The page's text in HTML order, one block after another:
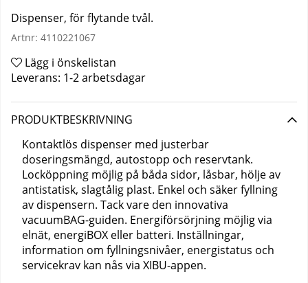
Dispenser, för flytande tvål.
Artnr: 4110221067
Lägg i önskelistan
Leverans: 1-2 arbetsdagar
PRODUKTBESKRIVNING
Kontaktlös dispenser med justerbar
doseringsmängd, autostopp och reservtank.
Locköppning möjlig på båda sidor, låsbar, hölje av
antistatisk, slagtålig plast. Enkel och säker fyllning
av dispensern. Tack vare den innovativa
vacuumBAG-guiden. Energiförsörjning möjlig via
elnät, energiBOX eller batteri. Inställningar,
information om fyllningsnivåer, energistatus och
servicekrav kan nås via XIBU-appen.